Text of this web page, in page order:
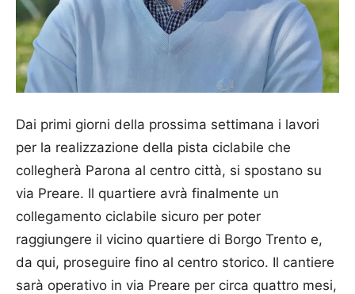
Dai primi giorni della prossima settimana i lavori
per la realizzazione della pista ciclabile che
collegherà Parona al centro città, si spostano su
via Preare. Il quartiere avrà finalmente un
collegamento ciclabile sicuro per poter
raggiungere il vicino quartiere di Borgo Trento e,
da qui, proseguire fino al centro storico. Il cantiere
sarà operativo in via Preare per circa quattro mesi,